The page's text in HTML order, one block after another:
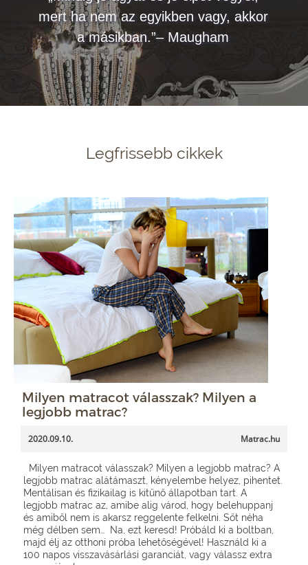
mert ha nem az egyikben vagy, akkor
a másikban.”– Maugham
Legfrissebb cikkek
Milyen matracot válasszak? Milyen a
legjobb matrac?
2020.09.10. Matrac.hu
Milyen matracot válasszak? Milyen a legjobb matrac? A
legjobb matrac alátámaszt, kényelembe helyez, pihentet.
Mentálisan és fizikailag is kitűnő állapotban tart. A
legjobb matrac az, amibe alig várod, hogy belehuppanj
és amiből nem is akarsz reggelente felkelni. Sőt néha
még délben sem… Na, ezt keresd! Próbáld ki a boltban,
majd élj az otthoni próba lehetőségével! Használd ki a
100 napos visszavásárlási garanciát, vagy válassz extra